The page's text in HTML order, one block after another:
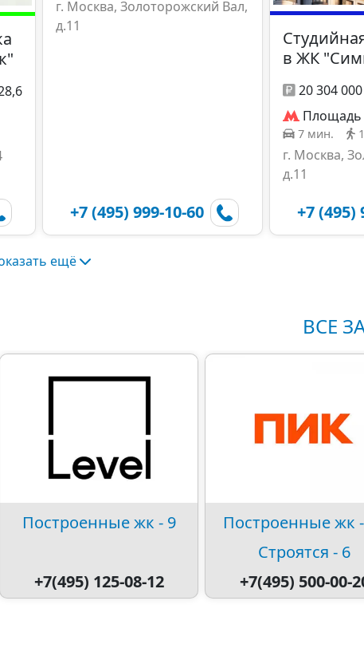
г. Москва, Золоторожский Вал,
д.11
+7 (495) 999-10-60
в ЖК
20 304 000
Площадь
7 мин.
г. Москва,
д.11
+7 (495)
ещё
ВСЕ
Построенные жк - 9
+7(495) 125-08-12
Построенные жк
Строятся - 6
+7(495) 500-00-